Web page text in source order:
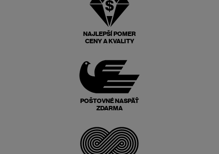
NAJLEPŠÍ POMER
CENY A KVALITY
POŠTOVNÉ NASPÄŤ
ZDARMA